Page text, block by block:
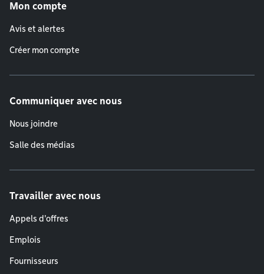
Mon compte
Avis et alertes
Créer mon compte
Communiquer avec nous
Nous joindre
Salle des médias
Travailler avec nous
Appels d'offres
Emplois
Fournisseurs